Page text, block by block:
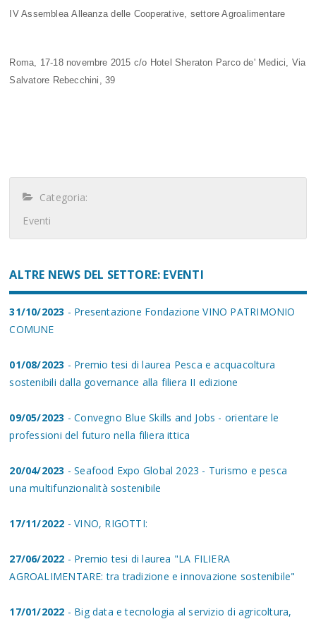
IV Assemblea Alleanza delle Cooperative, settore Agroalimentare
Roma, 17-18 novembre 2015 c/o Hotel Sheraton Parco de' Medici, Via
Salvatore Rebecchini, 39
Categoria:
Eventi
ALTRE NEWS DEL SETTORE: EVENTI
31/10/2023 - Presentazione Fondazione VINO PATRIMONIO
COMUNE
01/08/2023 - Premio tesi di laurea Pesca e acquacoltura
sostenibili dalla governance alla filiera II edizione
09/05/2023 - Convegno Blue Skills and Jobs - orientare le
professioni del futuro nella filiera ittica
20/04/2023 - Seafood Expo Global 2023 - Turismo e pesca
una multifunzionalità sostenibile
17/11/2022 - VINO, RIGOTTI:
27/06/2022 - Premio tesi di laurea "LA FILIERA
AGROALIMENTARE: tra tradizione e innovazione sostenibile"
17/01/2022 - Big data e tecnologia al servizio di agricoltura,